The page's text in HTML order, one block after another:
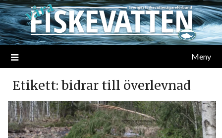
Meny
Etikett: bidrar till överlevnad